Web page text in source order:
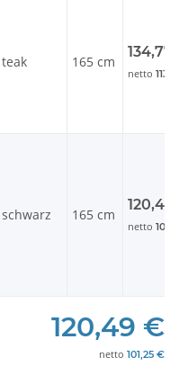
teak 165 cm
netto
schwarz 165 cm
netto
120,49 €
netto 101,25 €